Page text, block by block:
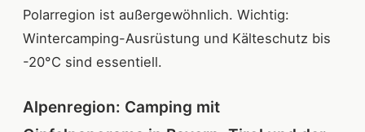
Polarregion ist außergewöhnlich. Wichtig:
Wintercamping-Ausrüstung und Kälteschutz bis
-20°C sind essentiell.
Alpenregion: Camping mit